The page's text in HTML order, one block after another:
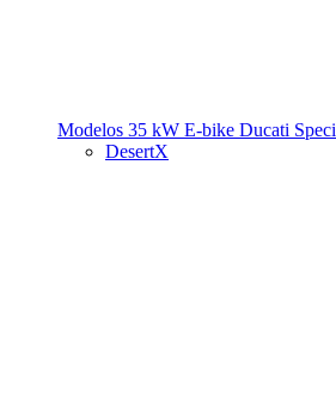
Modelos 35 kW E-bike Ducati
DesertX